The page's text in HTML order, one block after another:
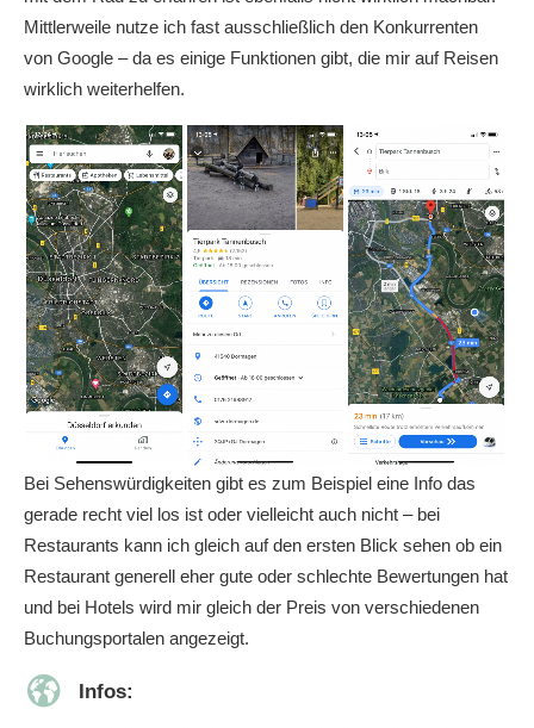
Mittlerweile nutze ich fast ausschließlich den Konkurrenten
von Google – da es einige Funktionen gibt, die mir auf Reisen
wirklich weiterhelfen.
Bei Sehenswürdigkeiten gibt es zum Beispiel eine Info das
gerade recht viel los ist oder vielleicht auch nicht – bei
Restaurants kann ich gleich auf den ersten Blick sehen ob ein
Restaurant generell eher gute oder schlechte Bewertungen hat
und bei Hotels wird mir gleich der Preis von verschiedenen
Buchungsportalen angezeigt.
Infos: